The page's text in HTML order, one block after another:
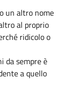
un altro nome
al proprio
ridicolo o
da sempre è
a quello